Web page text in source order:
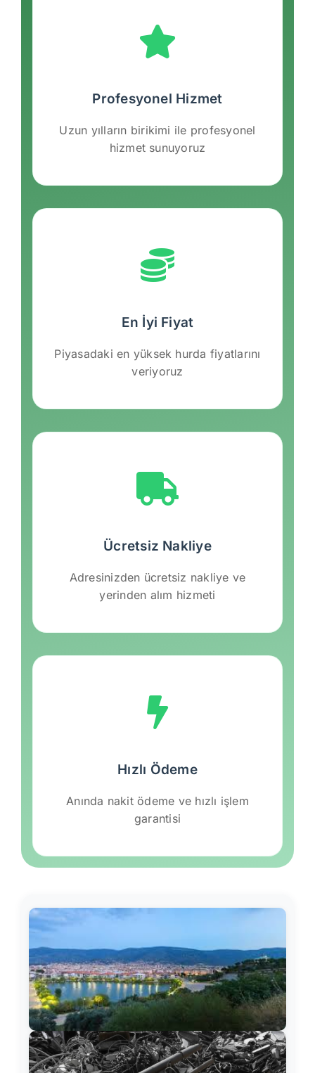
Profesyonel Hizmet
Uzun yılların birikimi ile profesyonel
hizmet sunuyoruz
En İyi Fiyat
Piyasadaki en yüksek hurda fiyatlarını
veriyoruz
Ücretsiz Nakliye
Adresinizden ücretsiz nakliye ve
yerinden alım hizmeti
Hızlı Ödeme
Anında nakit ödeme ve hızlı işlem
garantisi